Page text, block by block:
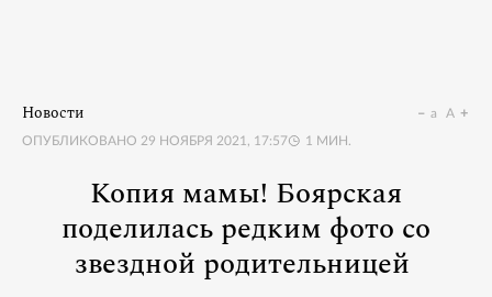
Новости
ОПУБЛИКОВАНО 29 НОЯБРЯ 2021, 17:57 1 МИН.
a A
Копия мамы! Боярская
поделилась редким фото со
звездной родительницей